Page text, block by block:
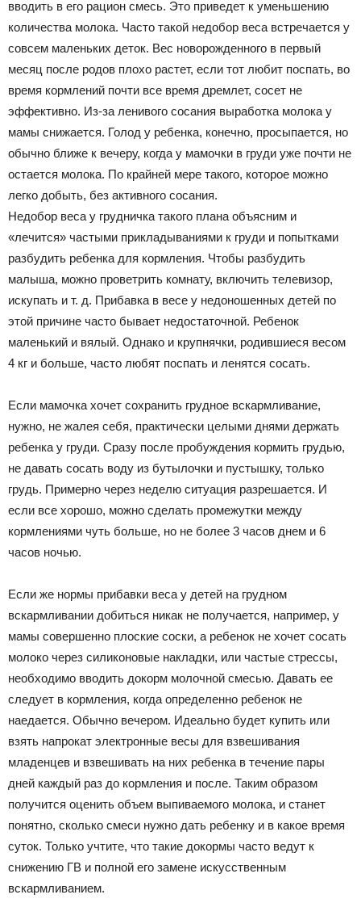
вводить в его рацион смесь. Это приведет к уменьшению
количества молока. Часто такой недобор веса встречается у
совсем маленьких деток. Вес новорожденного в первый
месяц после родов плохо растет, если тот любит поспать, во
время кормлений почти все время дремлет, сосет не
эффективно. Из-за ленивого сосания выработка молока у
мамы снижается. Голод у ребенка, конечно, просыпается, но
обычно ближе к вечеру, когда у мамочки в груди уже почти не
остается молока. По крайней мере такого, которое можно
легко добыть, без активного сосания.
Недобор веса у грудничка такого плана объясним и
«лечится» частыми прикладываниями к груди и попытками
разбудить ребенка для кормления. Чтобы разбудить
малыша, можно проветрить комнату, включить телевизор,
искупать и т. д. Прибавка в весе у недоношенных детей по
этой причине часто бывает недостаточной. Ребенок
маленький и вялый. Однако и крупнячки, родившиеся весом
4 кг и больше, часто любят поспать и ленятся сосать.
Если мамочка хочет сохранить грудное вскармливание,
нужно, не жалея себя, практически целыми днями держать
ребенка у груди. Сразу после пробуждения кормить грудью,
не давать сосать воду из бутылочки и пустышку, только
грудь. Примерно через неделю ситуация разрешается. И
если все хорошо, можно сделать промежутки между
кормлениями чуть больше, но не более 3 часов днем и 6
часов ночью.
Если же нормы прибавки веса у детей на грудном
вскармливании добиться никак не получается, например, у
мамы совершенно плоские соски, а ребенок не хочет сосать
молоко через силиконовые накладки, или частые стрессы,
необходимо вводить докорм молочной смесью. Давать ее
следует в кормления, когда определенно ребенок не
наедается. Обычно вечером. Идеально будет купить или
взять напрокат электронные весы для взвешивания
младенцев и взвешивать на них ребенка в течение пары
дней каждый раз до кормления и после. Таким образом
получится оценить объем выпиваемого молока, и станет
понятно, сколько смеси нужно дать ребенку и в какое время
суток. Только учтите, что такие докормы часто ведут к
снижению ГВ и полной его замене искусственным
вскармливанием.